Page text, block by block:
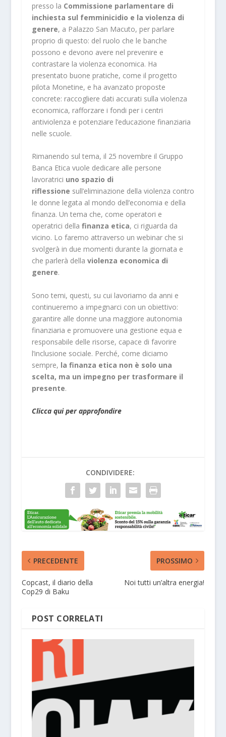
presso la Commissione parlamentare di
inchiesta sul femminicidio e la violenza di
genere, a Palazzo San Macuto, per parlare
proprio di questo: del ruolo che le banche
possono e devono avere nel prevenire e
contrastare la violenza economica. Ha
presentato buone pratiche, come il progetto
pilota Monetine, e ha avanzato proposte
concrete: raccogliere dati accurati sulla violenza
economica, rafforzare i fondi per i centri
antiviolenza e potenziare l’educazione finanziaria
nelle scuole.
Rimanendo sul tema, il 25 novembre il Gruppo
Banca Etica vuole dedicare alle persone
lavoratrici uno spazio di
riflessione sull’eliminazione della violenza contro
le donne legata al mondo dell’economia e della
finanza. Un tema che, come operatori e
operatrici della finanza etica, ci riguarda da
vicino. Lo faremo attraverso un webinar che si
svolgerà in due momenti durante la giornata e
che parlerà della violenza economica di
genere.
Sono temi, questi, su cui lavoriamo da anni e
continueremo a impegnarci con un obiettivo:
garantire alle donne una maggiore autonomia
finanziaria e promuovere una gestione equa e
responsabile delle risorse, capace di favorire
l’inclusione sociale. Perché, come diciamo
sempre, la finanza etica non è solo una
scelta, ma un impegno per trasformare il
presente.
Clicca qui per approfondire
CONDIVIDERE:
PRECEDENTE
Copcast, il diario della
Cop29 di Baku
PROSSIMO
Noi tutti un’altra energia!
POST CORRELATI